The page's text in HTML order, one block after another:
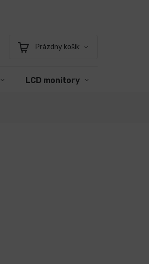
Nákupný
Prázdny košík
LCD monitory